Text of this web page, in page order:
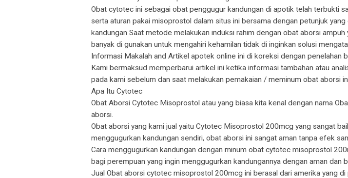
Obat cytotec ini sebagai obat penggugur kandungan di apotik telah terbukti
serta aturan pakai misoprostol dalam situs ini bersama dengan petunjuk
kandungan Saat metode melakukan induksi rahim dengan obat aborsi
banyak di gunakan untuk mengahiri kehamilan tidak di inginkan solusi
Informasi Makalah and Artikel apotek online ini di koreksi dengan
Kami bermaksud memperbarui artikel ini ketika informasi tambahan atau
pada kami sebelum dan saat melakukan pemakaian / meminum obat aborsi
Apa Itu Cytotec
Obat Aborsi Cytotec Misoprostol atau yang biasa kita kenal dengan nama
aborsi.
Obat aborsi yang kami jual yaitu Cytotec Misoprostol 200mcg yang sangat
menggugurkan kandungan sendiri, obat aborsi ini sangat aman tanpa efek
Cara menggugurkan kandungan dengan minum obat cytotec misoprostol
bagi perempuan yang ingin menggugurkan kandungannya dengan aman dan
Jual Obat aborsi cytotec misoprostol 200mcg ini berasal dari amerika yang